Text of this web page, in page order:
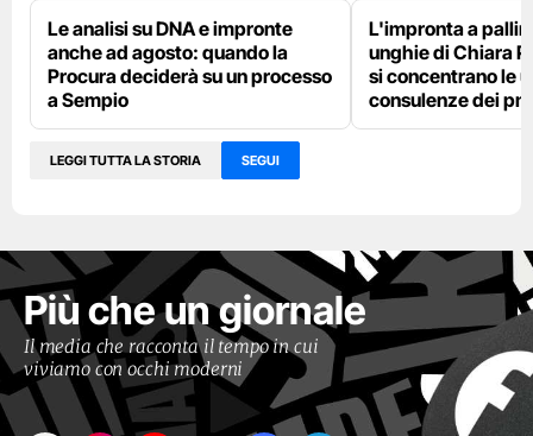
Le analisi su DNA e impronte
anche ad agosto: quando la
Procura deciderà su un processo
a Sempio
L'impronta a
unghie di Chiara
si concentrano le
consulenze dei pm
LEGGI TUTTA LA STORIA SEGUI
Più che un giornale
Il media che racconta il tempo in cui
viviamo con occhi moderni